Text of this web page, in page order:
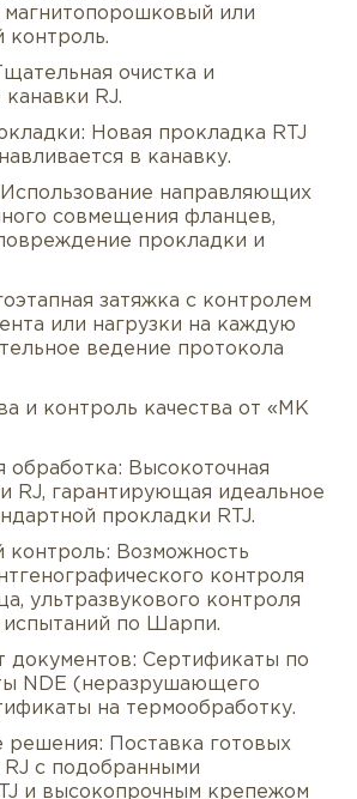
магнитопорошковый или
контроль.
очистка и
RJ.
Новая прокладка RTJ
в канавку.
направляющих
совмещения фланцев,
прокладки и
затяжка с контролем
или нагрузки на каждую
ведение протокола
и контроль качества от «МК
обработка: Высокоточная
RJ, гарантирующая идеальное
прокладки RTJ.
контроль: Возможность
контроля
ультразвукового контроля
по Шарпи.
документов: Сертификаты по
NDE (неразрушающего
на термообработку.
решения: Поставка готовых
с подобранными
и высокопрочным крепежом